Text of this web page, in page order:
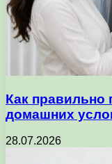
Как правильно
домашних
28.07.2026